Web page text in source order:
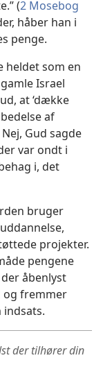
(2 Mosebog
håber han i
penge.
heldet som en
Israel
at ‘dække
af
Gud sagde
var ondt i
i, det
bruger
projekter.
pengene
åbenlyst
og fremmer
indsats.
der tilhører din